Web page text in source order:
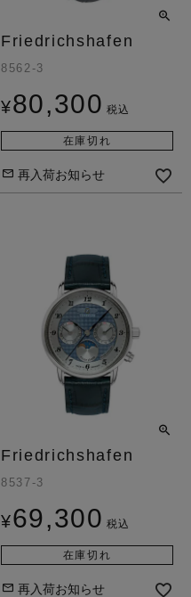
Friedrichshafen
8562-3
¥80,300 税込
在庫切れ
再入荷お知らせ
Friedrichshafen
8537-3
¥69,300 税込
在庫切れ
再入荷お知らせ